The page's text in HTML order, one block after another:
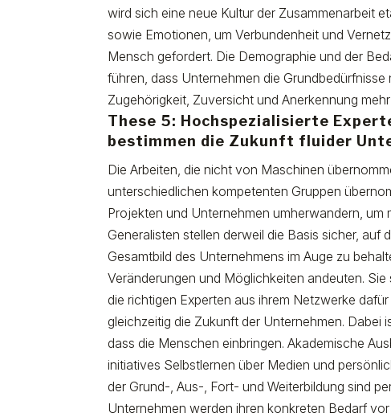
wird sich eine neue Kultur der Zusammenarbeit
sowie Emotionen, um Verbundenheit und
Mensch gefordert. Die Demographie und der
führen, dass Unternehmen die Grundbedürfnisse
Zugehörigkeit, Zuversicht und Anerkennung
These 5: Hochspezialisierte
bestimmen die Zukunft fluider
Die Arbeiten, die nicht von Maschinen
unterschiedlichen kompetenten Gruppen
Projekten und Unternehmen umherwandern, um
Generalisten stellen derweil die Basis sicher, auf
Gesamtbild des Unternehmens im Auge zu
Veränderungen und Möglichkeiten andeuten.
die richtigen Experten aus ihrem Netzwerke
gleichzeitig die Zukunft der Unternehmen. Dabei
dass die Menschen einbringen. Akademische
initiatives Selbstlernen über Medien und
der Grund-, Aus-, Fort- und Weiterbildung sind
Unternehmen werden ihren konkreten Bedarf